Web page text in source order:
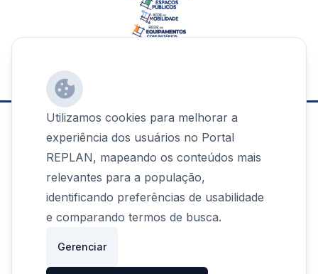
Utilizamos cookies para melhorar a
experiência dos usuários no Portal
REPLAN, mapeando os conteúdos mais
relevantes para a população,
identificando preferências de usabilidade
e comparando termos de busca.
Gerenciar
© 2024 REPLAN - Prefeitura de Florianópolis.
Contato
(48) 3113-1656
redeplanejamento@pmf.sc.gov.br
Endereço